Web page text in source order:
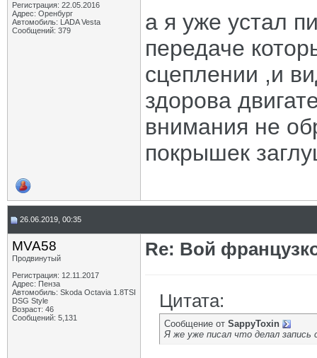
Регистрация: 22.05.2016
Адрес: Оренбург
Автомобиль: LADA Vesta
Сообщений: 379
а я уже устал
передаче
сцеплении ,и
здорова
внимания не
покрышек
26.06.2019, 00:35
MVA58
Продвинутый
Регистрация: 12.11.2017
Адрес: Пенза
Автомобиль: Skoda Octavia 1.8TSI
DSG Style
Возраст: 46
Сообщений: 5,131
Re: Вой
Цитата:
Сообщение от SappyToxin
Я же уже писал что делал